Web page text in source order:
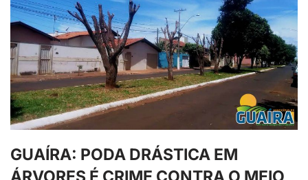
GUAÍRA: PODA DRÁSTICA EM